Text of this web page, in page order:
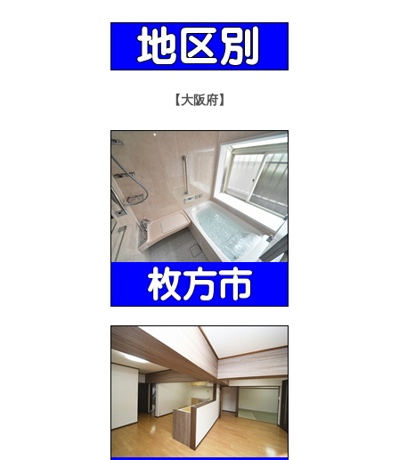
【大阪府】